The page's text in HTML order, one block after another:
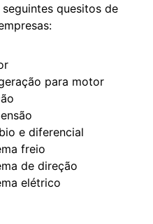
quesitos de
para motor
e diferencial
freio
de direção
elétrico